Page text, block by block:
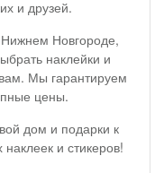
и друзей.
Нижнем Новгороде,
наклейки и
Мы гарантируем
цены.
дом и подарки к
и стикеров!